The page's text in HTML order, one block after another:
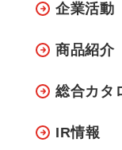
企業活動
商品紹介
総合カタ
IR情報